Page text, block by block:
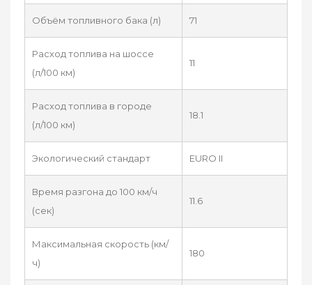
Объём топливного бака (л) 71
Расход топлива на шоссе
(л/100 км)
11
Расход топлива в городе
(л/100 км)
18.1
Экологический стандарт EURO II
Время разгона до 100 км/ч
(сек)
11.6
Максимальная скорость (км/
ч)
180